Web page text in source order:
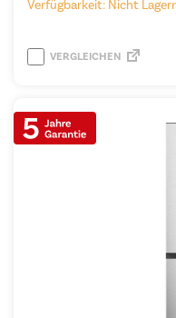
Verfügbarkeit: Nicht
VERGLEICHEN